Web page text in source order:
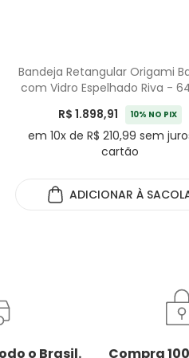
Bandeja Retangular Origami
com Vidro Espelhado Riva -
R$ 1.898,91
10% NO PIX
em 10x de R$ 210,99 sem
cartão
ADICIONAR À
o Brasil.
Compra